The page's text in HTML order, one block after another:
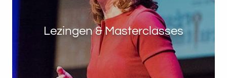
Lezingen & Masterclasses